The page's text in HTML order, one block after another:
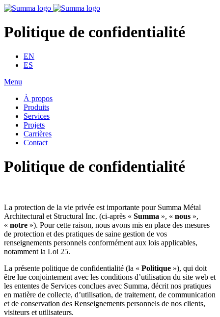
Politique de confidentialité
EN
ES
Menu
À propos
Produits
Services
Projets
Carrières
Contact
Politique de confidentialité
La protection de la vie privée est importante pour Summa Métal
Architectural et Structural Inc. (ci-après « Summa », « nous »,
« notre »). Pour cette raison, nous avons mis en place des mesures
de protection et des pratiques de saine gestion de vos
renseignements personnels conformément aux lois applicables,
notamment la Loi 25.
La présente politique de confidentialité (la « Politique »), qui doit
être lue conjointement avec les conditions d’utilisation du site web et
les ententes de Services conclues avec Summa, décrit nos pratiques
en matière de collecte, d’utilisation, de traitement, de communication
et de conservation des Renseignements personnels de nos clients,
visiteurs et utilisateurs.